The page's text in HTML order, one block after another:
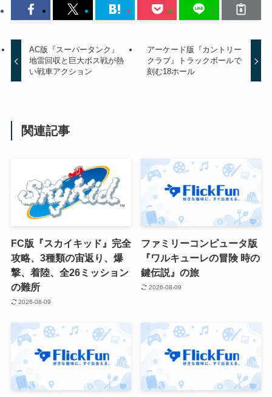
AC版『スーパータンク』
地雷回収と巨大ボス戦が熱
い戦車アクション
アーケード版『カントリー
クラブ』トラックボールで
刻む18ホール
関連記事
FC版『スカイキッド』完全
攻略、3種類の宙返り、爆
撃、着陸、全26ミッション
の難所
2026-08-09
ファミリーコンピュータ版
『ワルキューレの冒険 時の
鍵伝説』の旅
2026-08-09